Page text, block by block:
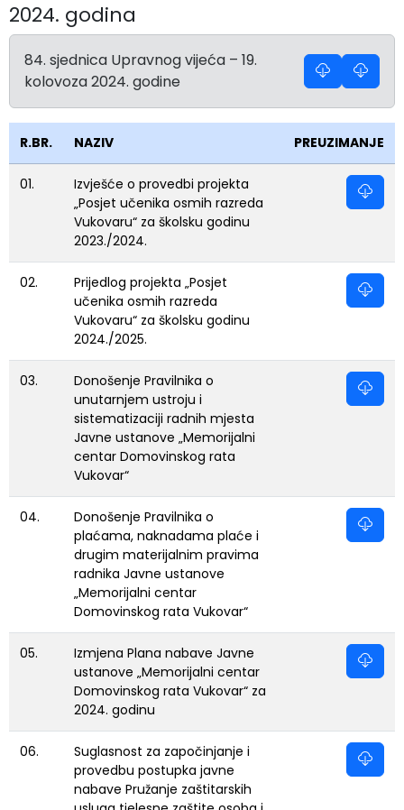
2024. godina
84. sjednica Upravnog vijeća – 19.
kolovoza 2024. godine
R.BR. NAZIV PREUZIMANJE
01.
Izvješće o provedbi projekta
„Posjet učenika osmih razreda
Vukovaru“ za školsku godinu
2023./2024.
02.
Prijedlog projekta „Posjet
učenika osmih razreda
Vukovaru“ za školsku godinu
2024./2025.
03.
Donošenje Pravilnika o
unutarnjem ustroju i
sistematizaciji radnih mjesta
Javne ustanove „Memorijalni
centar Domovinskog rata
Vukovar“
04.
Donošenje Pravilnika o
plaćama, naknadama plaće i
drugim materijalnim pravima
radnika Javne ustanove
„Memorijalni centar
Domovinskog rata Vukovar“
05.
Izmjena Plana nabave Javne
ustanove „Memorijalni centar
Domovinskog rata Vukovar“ za
2024. godinu
06.
Suglasnost za započinjanje i
provedbu postupka javne
nabave Pružanje zaštitarskih